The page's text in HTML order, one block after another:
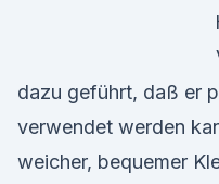
dazu geführt, daß er
verwendet werden
weicher, bequemer